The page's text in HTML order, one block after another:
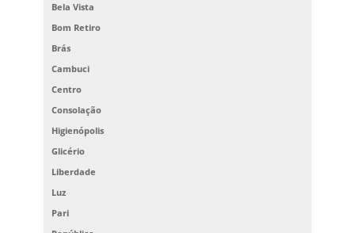
Bela Vista
Bom Retiro
Brás
Cambuci
Centro
Consolação
Higienópolis
Glicério
Liberdade
Luz
Pari